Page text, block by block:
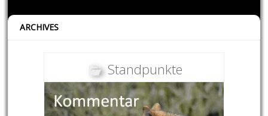
ARCHIVES
Standpunkte